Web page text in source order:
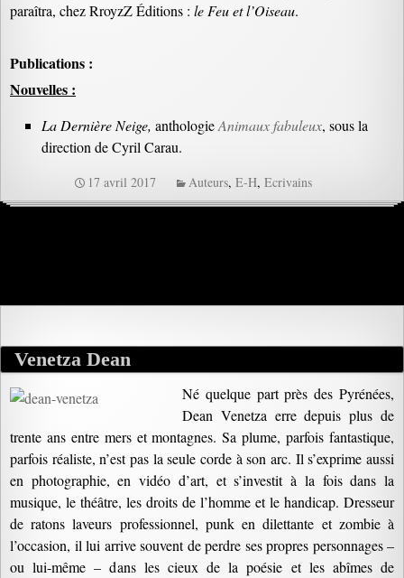
paraîtra, chez RroyzZ Éditions : le Feu et l’Oiseau.
Publications :
Nouvelles :
La Dernière Neige, anthologieAnimaux fabuleux, sous la
direction de Cyril Carau.
17 avril 2017 Auteurs,E-H,Ecrivains
Venetza Dean
Né quelque part près des Pyrénées,
Dean Venetza erre depuis plus de
trente ans entre mers et montagnes. Sa plume, parfois fantastique,
parfois réaliste, n’est pas la seule corde à son arc. Il s’exprime aussi
en photographie, en vidéo d’art, et s’investit à la fois dans la
musique, le théâtre, les droits de l’homme et le handicap. Dresseur
de ratons laveurs professionnel, punk en dilettante et zombie à
l’occasion, il lui arrive souvent de perdre ses propres personnages –
ou lui-même – dans les cieux de la poésie et les abîmes de